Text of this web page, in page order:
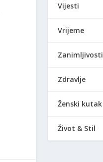
Vijesti
Vrijeme
Zanimljivosti
Zdravlje
Ženski kutak
Život & Stil